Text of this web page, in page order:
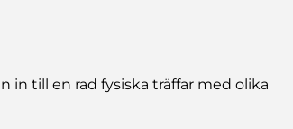
till en rad fysiska träffar med olika